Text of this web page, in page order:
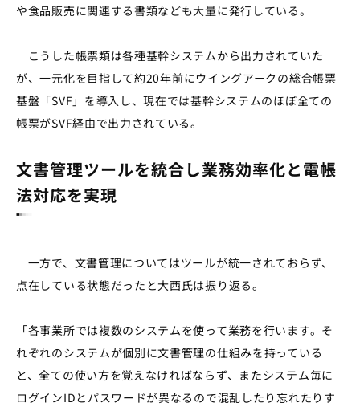
や食品販売に関連する書類なども大量に発行している。
こうした帳票類は各種基幹システムから出力されていた
が、一元化を目指して約20年前にウイングアークの総合帳票
基盤「SVF」を導入し、現在では基幹システムのほぼ全ての
帳票がSVF経由で出力されている。
文書管理ツールを統合し業務効率化と電帳
法対応を実現
一方で、文書管理についてはツールが統一されておらず、
点在している状態だったと大西氏は振り返る。
「各事業所では複数のシステムを使って業務を行います。そ
れぞれのシステムが個別に文書管理の仕組みを持っている
と、全ての使い方を覚えなければならず、またシステム毎に
ログインIDとパスワードが異なるので混乱したり忘れたりす